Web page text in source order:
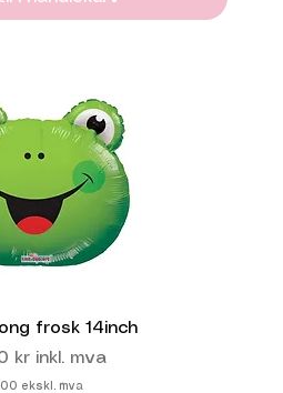
frosk 14inch
kr inkl. mva
ekskl. mva